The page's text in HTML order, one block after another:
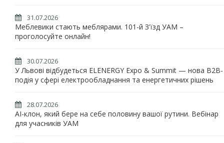
31.07.2026
Меблевики стають меблярами. 101-й З'їзд УАМ –
проголосуйте онлайн!
30.07.2026
У Львові відбудеться ELENERGY Expo & Summit — нова B2B-
подія у сфері електрообладнання та енергетичних рішень
28.07.2026
AI-клон, який бере на себе половину вашої рутини. Вебінар
для учасників УАМ